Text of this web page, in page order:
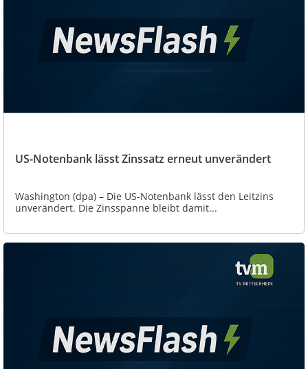
US-Notenbank lässt Zinssatz erneut unverändert
Washington (dpa) – Die US-Notenbank lässt den Leitzins
unverändert. Die Zinsspanne bleibt damit...